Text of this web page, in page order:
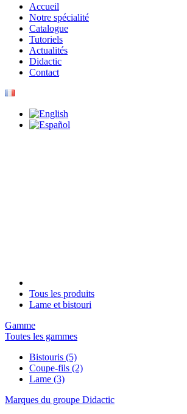
Accueil
Notre spécialité
Catalogue
Tutoriels
Actualités
Didactic
Contact
Tous les produits
Lame et bistouri
Gamme
Toutes les gammes
Bistouris (5)
Coupe-fils (2)
Lame (3)
Marques du groupe Didactic